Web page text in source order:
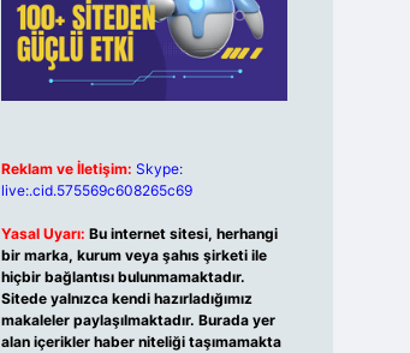
Reklam ve İletişim: Skype:
live:.cid.575569c608265c69
Yasal Uyarı: Bu internet sitesi, herhangi
bir marka, kurum veya şahıs şirketi ile
hiçbir bağlantısı bulunmamaktadır.
Sitede yalnızca kendi hazırladığımız
makaleler paylaşılmaktadır. Burada yer
alan içerikler haber niteliği taşımamakta